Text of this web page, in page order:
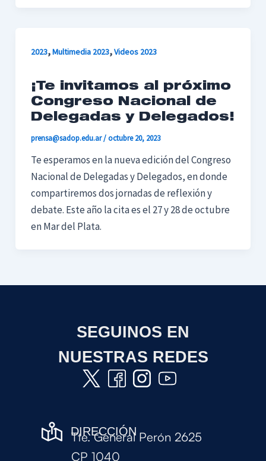
2023,Multimedia 2023,Videos 2023
¡Te invitamos al próximo
Congreso Nacional de
Delegadas y Delegados!
prensa@sadop.edu.ar/octubre 20, 2023
Te esperamos en la nueva edición del Congreso
Nacional de Delegadas y Delegados, en donde
compartiremos dos jornadas de reflexión y
debate. Este año la cita es el 27 y 28 de octubre
en Mar del Plata.
SEGUINOS EN
NUESTRAS REDES
DIRECCIÓN
Tte. General Perón 2625
CP 1040